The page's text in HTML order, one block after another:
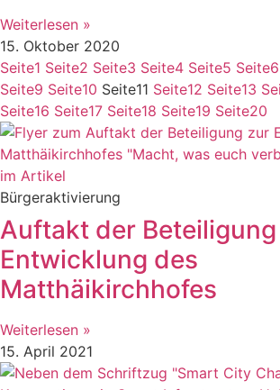
Weiterlesen »
15. Oktober 2020
Seite1 Seite2 Seite3 Seite4 Seite5 Seite6
Seite9 Seite10 Seite11 Seite12 Seite13
Seite16 Seite17 Seite18 Seite19 Seite20
Bürgeraktivierung
Auftakt der
Entwicklung des
Matthäikirchhofes
Weiterlesen »
15. April 2021